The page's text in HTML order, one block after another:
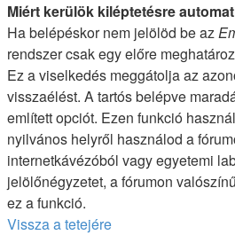
Miért kerülök kiléptetésre
Ha belépéskor nem jelölöd be az
rendszer csak egy előre
Ez a viselkedés meggátolja az
visszaélést. A tartós belépve
említett opciót. Ezen funkció
nyilvános helyről használod a
internetkávézóból vagy egyetemi
jelölőnégyzetet, a fórumon
ez a funkció.
Vissza a tetejére